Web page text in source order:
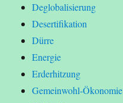
Deglobalisierung
Desertifikation
Dürre
Energie
Erderhitzung
Gemeinwohl-Ökonomie